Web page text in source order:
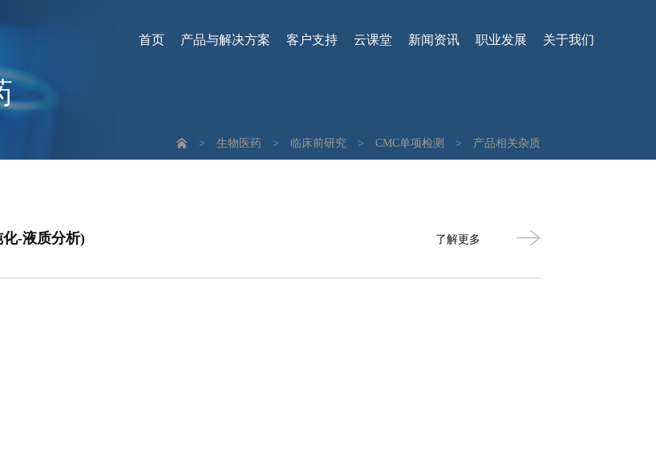
首页 产品与解决方案 客户支持 云课堂 新闻资讯 职业发展 关于我们
> 生物医药 > 临床前研究 > CMC单项检测 > 产品相关杂质
-液质分析) 了解更多